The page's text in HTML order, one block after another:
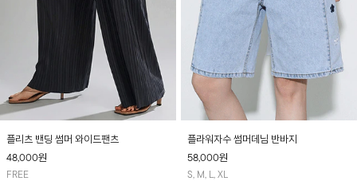
플리츠 밴딩 썸머 와이드팬츠
48,000원
FREE
플라워자수 썸머데님 반바지
58,000원
S, M, L, XL